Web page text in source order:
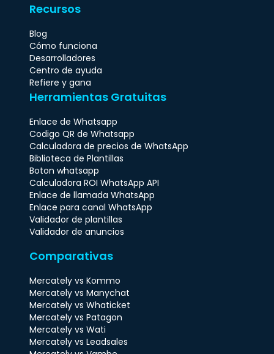
Recursos
Blog
Cómo funciona
Desarrolladores
Centro de ayuda
Refiere y gana
Herramientas Gratuitas
Enlace de Whatsapp
Codigo QR de Whatsapp
Calculadora de precios de WhatsApp
Biblioteca de Plantillas
Boton whatsapp
Calculadora ROI WhatsApp API
Enlace de llamada WhatsApp
Enlace para canal WhatsApp
Validador de plantillas
Validador de anuncios
Comparativas
Mercately vs Kommo
Mercately vs Manychat
Mercately vs Whaticket
Mercately vs Patagon
Mercately vs Wati
Mercately vs Leadsales